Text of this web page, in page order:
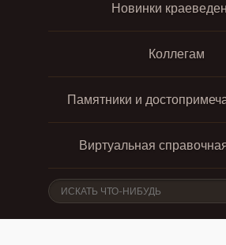
Новинки
Коллегам
Памятники и
Виртуальная